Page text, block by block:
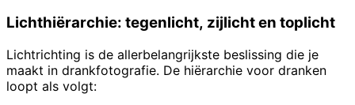
Lichthiërarchie: tegenlicht, zijlicht en toplicht
Lichtrichting is de allerbelangrijkste beslissing die je
maakt in drankfotografie. De hiërarchie voor dranken
loopt als volgt: